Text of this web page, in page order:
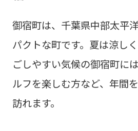
御宿町は、千葉県中部太平
パクトな町です。夏は涼し
ごしやすい気候の御宿町に
ルフを楽しむ方など、年間
訪れます。